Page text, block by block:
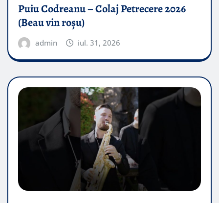
Puiu Codreanu – Colaj Petrecere 2026
(Beau vin roșu)
admin iul. 31, 2026